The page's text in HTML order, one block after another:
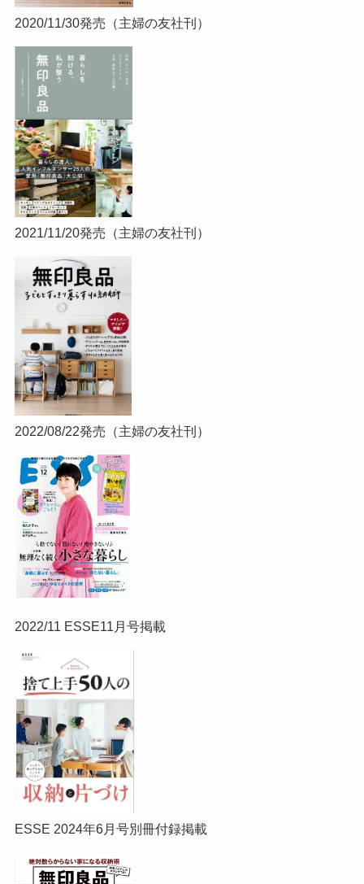
2020/11/30発売（主婦の友社刊）
2021/11/20発売（主婦の友社刊）
2022/08/22発売（主婦の友社刊）
2022/11 ESSE11月号掲載
ESSE 2024年6月号別冊付録掲載